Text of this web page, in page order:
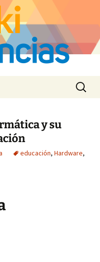
Buscar:
y su
educación, Hardware,